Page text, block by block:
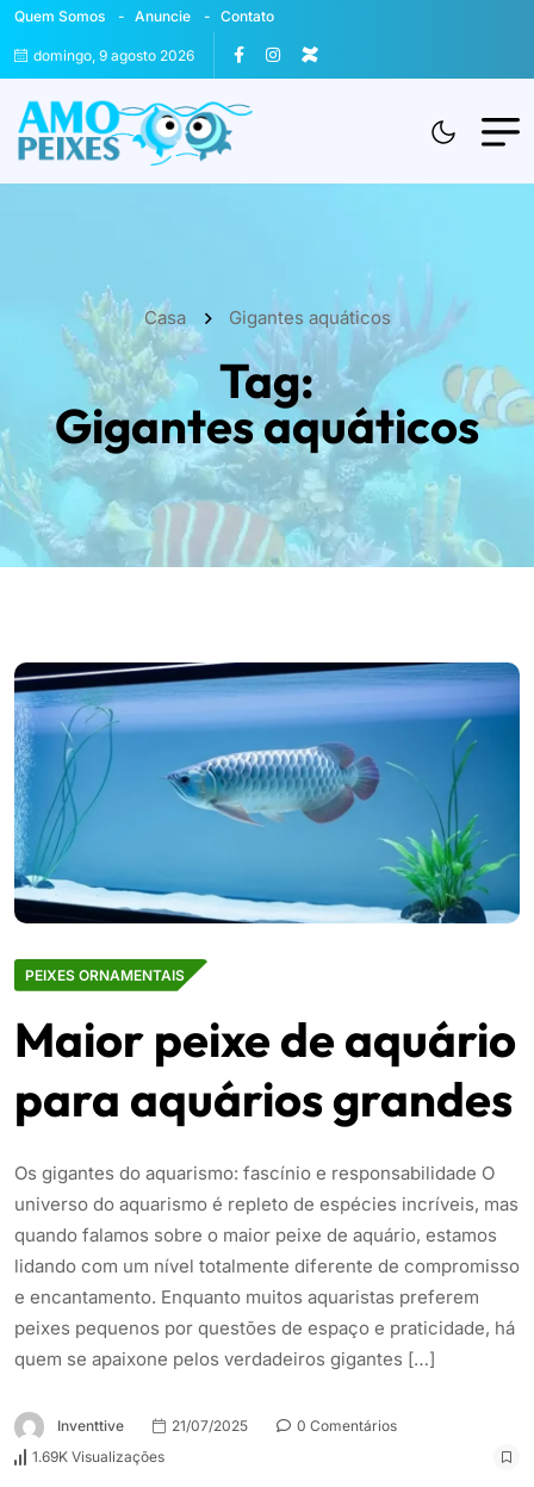
Quem Somos Anuncie Contato
domingo, 9 agosto 2026
Casa Gigantes aquáticos
Tag:
Gigantes aquáticos
PEIXES ORNAMENTAIS
Maior peixe de aquário
para aquários grandes
Os gigantes do aquarismo: fascínio e responsabilidade O
universo do aquarismo é repleto de espécies incríveis, mas
quando falamos sobre o maior peixe de aquário, estamos
lidando com um nível totalmente diferente de compromisso
e encantamento. Enquanto muitos aquaristas preferem
peixes pequenos por questões de espaço e praticidade, há
quem se apaixone pelos verdadeiros gigantes […]
Inventtive 21/07/2025
0 Comentários
1.69K Visualizações